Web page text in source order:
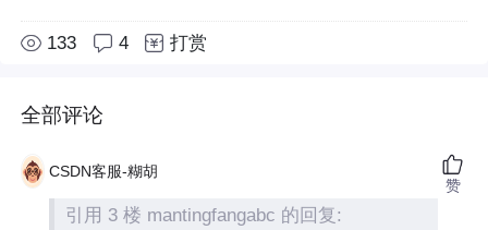
133 4 打赏
全部评论
CSDN客服-糊胡
引用 3 楼 mantingfangabc 的回复:
赞